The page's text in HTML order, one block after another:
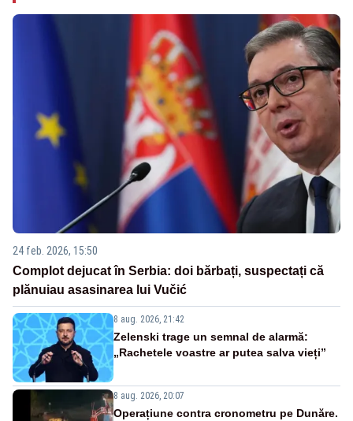
24 feb. 2026, 15:50
Complot dejucat în Serbia: doi bărbați, suspectați că
plănuiau asasinarea lui Vučić
8 aug. 2026, 21:42
Zelenski trage un semnal de alarmă:
„Rachetele voastre ar putea salva vieți”
8 aug. 2026, 20:07
Operațiune contra cronometru pe Dunăre.